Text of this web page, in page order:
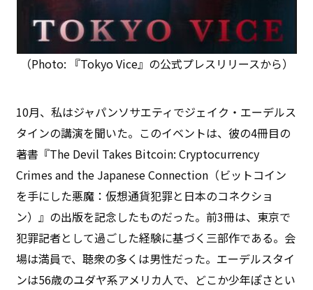
（Photo: 『Tokyo Vice』の公式プレスリリースから）
10月、私はジャパンソサエティでジェイク・エーデルス
タインの講演を聞いた。このイベントは、彼の4冊目の
著書『The Devil Takes Bitcoin: Cryptocurrency
Crimes and the Japanese Connection（ビットコイン
を手にした悪魔：仮想通貨犯罪と日本のコネクショ
ン）』の出版を記念したものだった。前3冊は、東京で
犯罪記者として過ごした経験に基づく三部作である。会
場は満員で、聴衆の多くは男性だった。エーデルスタイ
ンは56歳のユダヤ系アメリカ人で、どこか少年ぽさとい